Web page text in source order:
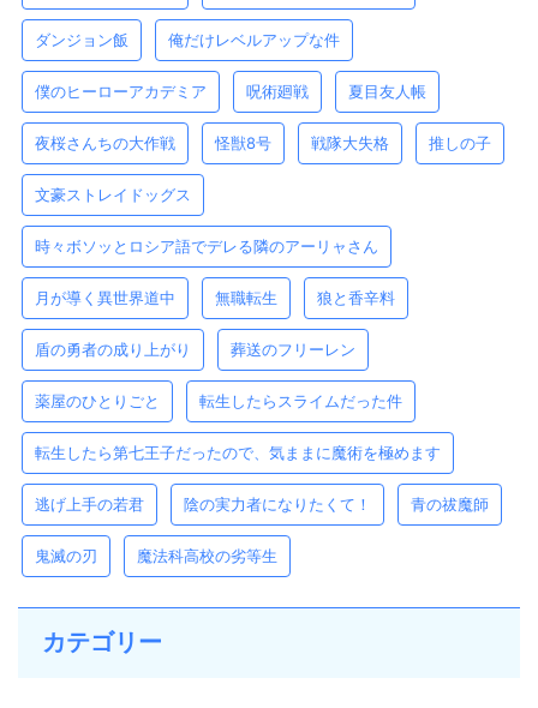
ダンジョン飯 俺だけレベルアップな件
僕のヒーローアカデミア 呪術廻戦 夏目友人帳
夜桜さんちの大作戦 怪獣8号 戦隊大失格 推しの子
文豪ストレイドッグス
時々ボソッとロシア語でデレる隣のアーリャさん
月が導く異世界道中 無職転生 狼と香辛料
盾の勇者の成り上がり 葬送のフリーレン
薬屋のひとりごと 転生したらスライムだった件
転生したら第七王子だったので、気ままに魔術を極めます
逃げ上手の若君 陰の実力者になりたくて！ 青の祓魔師
鬼滅の刃 魔法科高校の劣等生
カテゴリー